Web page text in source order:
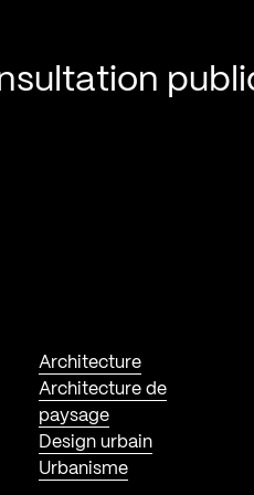
Architecture
Architecture de
paysage
Design urbain
Urbanisme